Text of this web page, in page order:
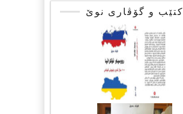
کتێب و گۆڤاری نوێ